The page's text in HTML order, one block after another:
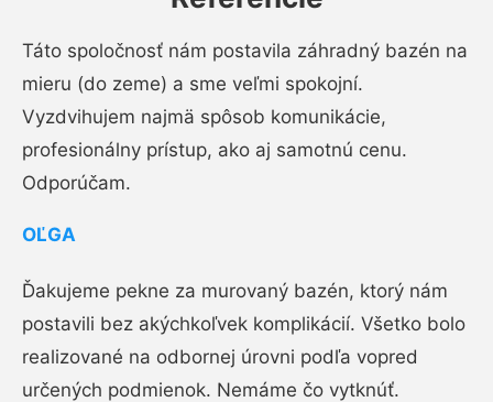
Táto spoločnosť nám postavila záhradný bazén na
mieru (do zeme) a sme veľmi spokojní.
Vyzdvihujem najmä spôsob komunikácie,
profesionálny prístup, ako aj samotnú cenu.
Odporúčam.
OĽGA
Ďakujeme pekne za murovaný bazén, ktorý nám
postavili bez akýchkoľvek komplikácií. Všetko bolo
realizované na odbornej úrovni podľa vopred
určených podmienok. Nemáme čo vytknúť.